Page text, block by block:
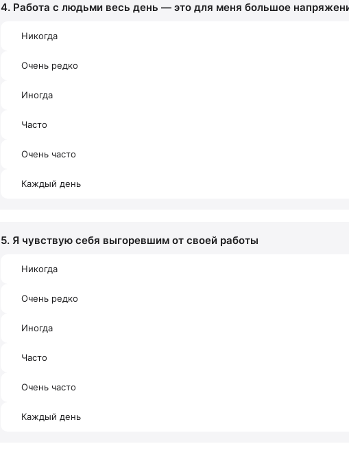
4. Работа с людьми весь день — это для меня большое
Никогда
Очень редко
Иногда
Часто
Очень часто
Каждый день
5. Я чувствую себя выгоревшим от своей работы
Никогда
Очень редко
Иногда
Часто
Очень часто
Каждый день